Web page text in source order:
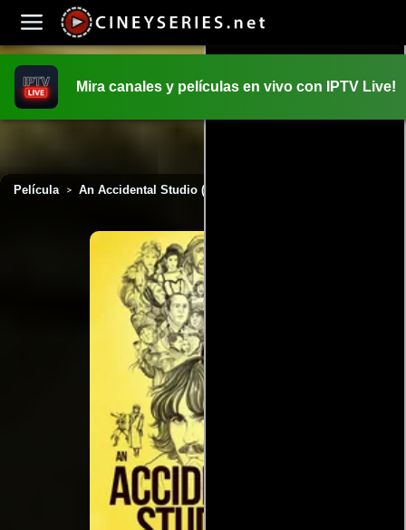
Mira canales y películas en vivo con IPTV Live!
Película > An Accidental Studio (2019)